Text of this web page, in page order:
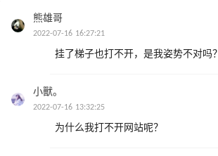
熊雄哥
2022-07-16 16:27:21
挂了梯子也打不开，是我姿势不对吗？
小獸。
2022-07-16 13:32:25
为什么我打不开网站呢？